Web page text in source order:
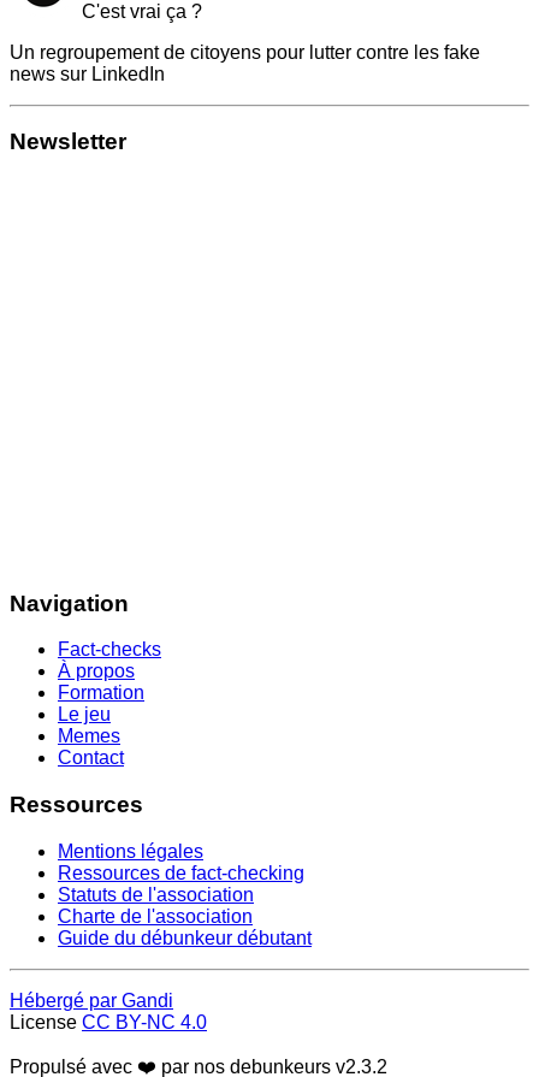
C'est vrai ça ?
Un regroupement de citoyens pour lutter contre les fake
news sur LinkedIn
Newsletter
Navigation
Fact-checks
À propos
Formation
Le jeu
Memes
Contact
Ressources
Mentions légales
Ressources de fact-checking
Statuts de l'association
Charte de l'association
Guide du débunkeur débutant
Hébergé par Gandi
License CC BY-NC 4.0
Propulsé avec ❤️ par nos debunkeurs v2.3.2